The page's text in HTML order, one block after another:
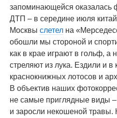
запоминающейся оказалась
ДТП – в середине июля
Москвы слетел на
обошли мы стороной и
как в крае играют в гольф, а
стреляют из лука. Ездили и в
краснокнижных лотосов и
В объектив наших
не самые приглядные виды
и заросли некошеной травы.